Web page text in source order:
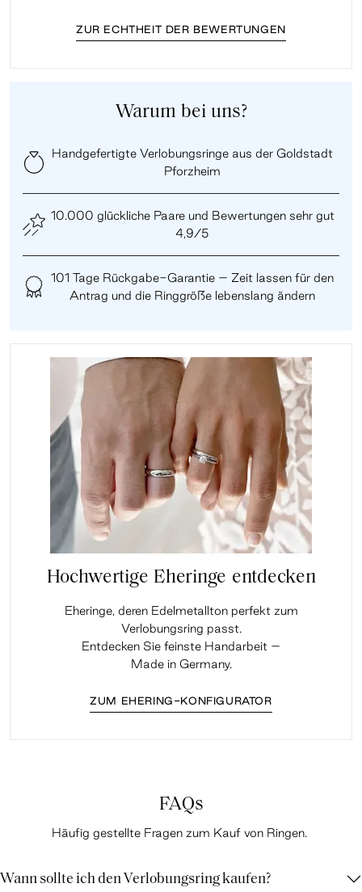
ZUR ECHTHEIT DER BEWERTUNGEN
Warum bei uns?
Handgefertigte Verlobungsringe aus der Goldstadt
Pforzheim
10.000 glückliche Paare und Bewertungen sehr gut
4,9/5
101 Tage Rückgabe-Garantie – Zeit lassen für den
Antrag und die Ringgröße lebenslang ändern
Hochwertige Eheringe entdecken
Eheringe, deren Edelmetallton perfekt zum
Verlobungsring passt.
Entdecken Sie feinste Handarbeit –
Made in Germany.
ZUM EHERING-KONFIGURATOR
FAQs
Häufig gestellte Fragen zum Kauf von Ringen.
Wann sollte ich den Verlobungsring kaufen?